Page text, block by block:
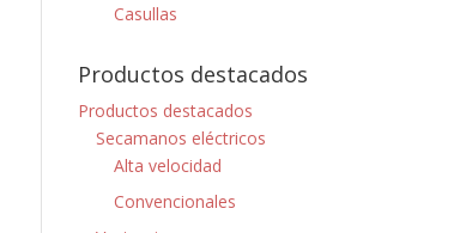
Casullas
Productos destacados
Productos destacados
Secamanos eléctricos
Alta velocidad
Convencionales